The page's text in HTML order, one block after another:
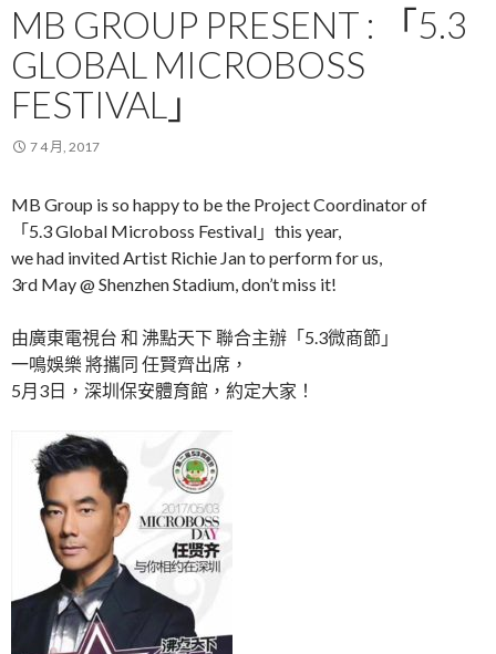
MB GROUP PRESENT : 「5.3
GLOBAL MICROBOSS
FESTIVAL」
7 4 月, 2017
MB Group is so happy to be the Project Coordinator of
「5.3 Global Microboss Festival」this year,
we had invited Artist Richie Jan to perform for us,
3rd May @ Shenzhen Stadium, don’t miss it!
由廣東電視台 和 沸點天下 聯合主辦「5.3微商節」
一鳴娛樂 將攜同 任賢齊出席，
5月3日，深圳保安體育館，約定大家！